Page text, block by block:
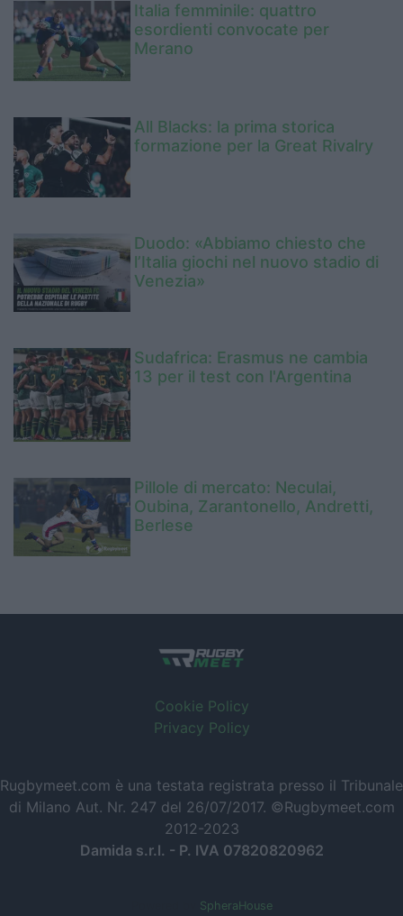
Italia femminile: quattro
esordienti convocate per
Merano
All Blacks: la prima storica
formazione per la Great Rivalry
Duodo: «Abbiamo chiesto che
l’Italia giochi nel nuovo stadio di
Venezia»
Sudafrica: Erasmus ne cambia
13 per il test con l'Argentina
Pillole di mercato: Neculai,
Oubina, Zarantonello, Andretti,
Berlese
Cookie Policy
Privacy Policy
Rugbymeet.com è una testata registrata presso il Tribunale
di Milano Aut. Nr. 247 del 26/07/2017. ©Rugbymeet.com
2012-2023
Damida s.r.l. - P. IVA 07820820962
SpheraHouse